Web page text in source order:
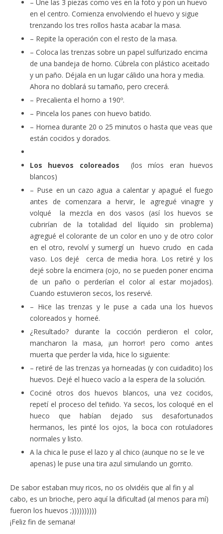
– Une las 3 piezas como ves en la foto y pon un huevo
en el centro. Comienza envolviendo el huevo y sigue
trenzando los tres rollos hasta acabar la masa.
– Repite la operación con el resto de la masa.
– Coloca las trenzas sobre un papel sulfurizado encima
de una bandeja de horno. Cúbrela con plástico aceitado
y un paño. Déjala en un lugar cálido una hora y media.
Ahora no doblará su tamaño, pero crecerá.
– Precalienta el horno a 190º.
– Pincela los panes con huevo batido.
– Hornea durante 20 o 25 minutos o hasta que veas que
están cocidos y dorados.
Los huevos coloreados (los míos eran huevos
blancos)
– Puse en un cazo agua a calentar y apagué el fuego
antes de comenzara a hervir, le agregué vinagre y
volqué la mezcla en dos vasos (así los huevos se
cubrirían de la totalidad del líquido sin problema)
agregué el colorante de un color en uno y de otro color
en el otro, revolví y sumergí un huevo crudo en cada
vaso. Los dejé cerca de media hora. Los retiré y los
dejé sobre la encimera (ojo, no se pueden poner encima
de un paño o perderían el color al estar mojados).
Cuando estuvieron secos, los reservé.
– Hice las trenzas y le puse a cada una los huevos
coloreados y horneé.
¿Resultado? durante la cocción perdieron el color,
mancharon la masa, ¡un horror! pero como antes
muerta que perder la vida, hice lo siguiente:
– retiré de las trenzas ya horneadas (y con cuidadito) los
huevos. Dejé el hueco vacío a la espera de la solución.
Cociné otros dos huevos blancos, una vez cocidos,
repetí el proceso del teñido. Ya secos, los coloqué en el
hueco que habían dejado sus desafortunados
hermanos, les pinté los ojos, la boca con rotuladores
normales y listo.
A la chica le puse el lazo y al chico (aunque no se le ve
apenas) le puse una tira azul simulando un gorrito.
De sabor estaban muy ricos, no os olvidéis que al fin y al
cabo, es un brioche, pero aquí la dificultad (al menos para mí)
fueron los huevos ;))))))))))
¡Feliz fin de semana!